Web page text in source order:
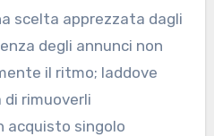
scelta apprezzata dagli
degli annunci non
il ritmo; laddove
rimuoverli
acquisto singolo